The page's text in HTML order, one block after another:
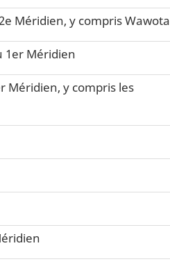
Méridien, y compris Wawota
1er Méridien
Méridien, y compris les